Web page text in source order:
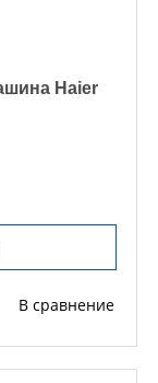
Haier
В сравнение